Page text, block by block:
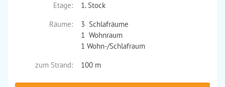
Etage:
1. Stock
Räume:
3 Schlafräume
1 Wohnraum
1 Wohn-/Schlafraum
zum Strand:
100 m